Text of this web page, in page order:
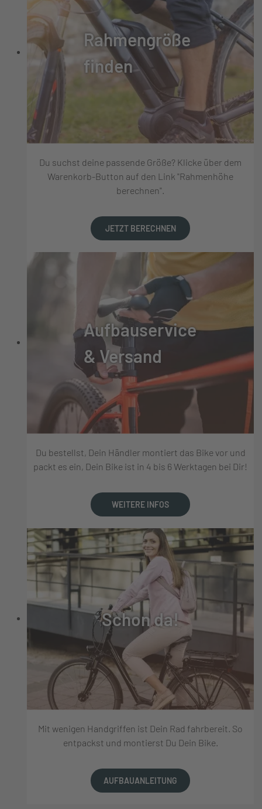
Rahmengröße
finden
Du suchst deine passende Größe? Klicke über dem
Warenkorb-Button auf den Link "Rahmenhöhe
berechnen".
JETZT BERECHNEN
Aufbauservice
& Versand
Du bestellst, Dein Händler montiert das Bike vor und
packt es ein, Dein Bike ist in 4 bis 6 Werktagen bei Dir!
WEITERE INFOS
Schon da!
Mit wenigen Handgriffen ist Dein Rad fahrbereit. So
entpackst und montierst Du Dein Bike.
AUFBAUANLEITUNG